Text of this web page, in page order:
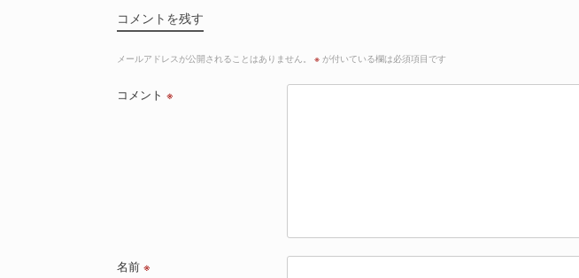
コメントを残す
メールアドレスが公開されることはありません。 ※ が付いている欄は必須項目です
コメント ※
名前 ※